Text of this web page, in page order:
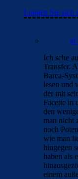
Loggen Sie sich
Ich sehe
Transfer.
Barca-
lesen und
der mit
Facette in
den
man nicht
noch
wie man
hingegen
haben als
einem